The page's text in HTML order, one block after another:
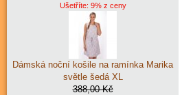
Ušetříte: 9% z ceny
Dámská noční košile na ramínka Marika
světle šedá XL
388,00 Kč